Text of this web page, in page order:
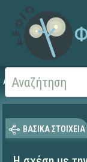
Αρχική
ΒΑΣΙΚΑ ΣΤΟΙΧΕΙΑ